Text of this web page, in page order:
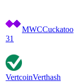
MWCCuckatoo
31
VertcoinVerthash